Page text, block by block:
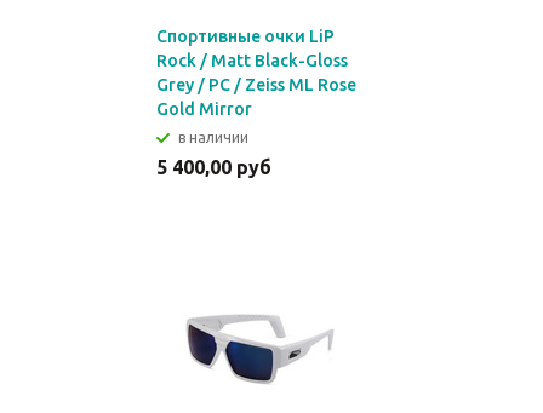
Спортивные очки LiP
Rock / Matt Black-Gloss
Grey / PC / Zeiss ML Rose
Gold Mirror
в наличии
5 400,00 руб